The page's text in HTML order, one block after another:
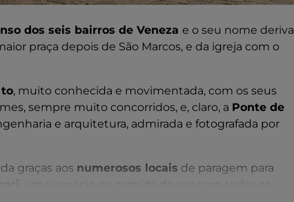
dos seis bairros de Veneza e o seu nome deriva
praça depois de São Marcos, e da igreja com o
, muito conhecida e movimentada, com os seus
sempre muito concorridos, e, claro, a Ponte de
e arquitetura, admirada e fotografada por
graças aos numerosos locais de paragem para